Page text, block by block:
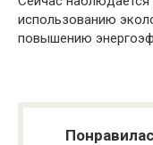
использованию
повышению